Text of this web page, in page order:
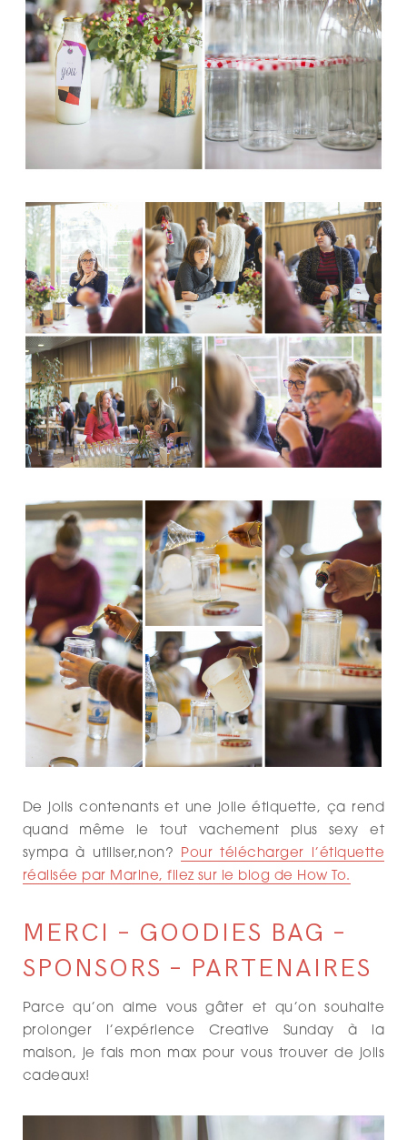
De jolis contenants et une jolie étiquette, ça rend
quand même le tout vachement plus sexy et
sympa à utiliser,non?
Pour télécharger l’étiquette
réalisée par Marine, filez sur le blog de How To.
MERCI – GOODIES BAG –
SPONSORS – PARTENAIRES
Parce qu’on aime vous gâter et qu’on souhaite
prolonger l’expérience Creative Sunday à la
maison, je fais mon max pour vous trouver de jolis
cadeaux!